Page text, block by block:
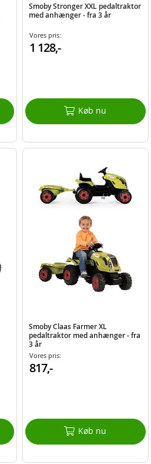
Smoby Stronger XXL pedaltraktor
med anhænger - fra 3 år
Vores pris:
1 128,-
Køb nu
Smoby Claas Farmer XL
pedaltraktor med anhænger - fra
3 år
Vores pris:
817,-
Køb nu